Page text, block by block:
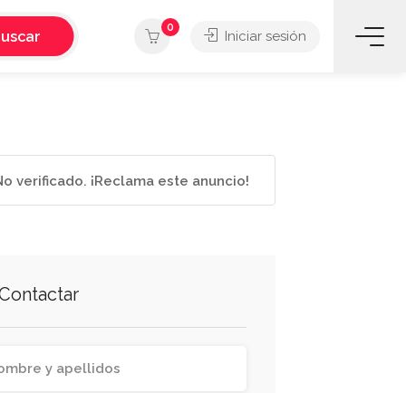
0
Iniciar sesión
verificado. ¡Reclama este anuncio!